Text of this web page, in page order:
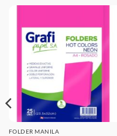
FOLDER MANILA